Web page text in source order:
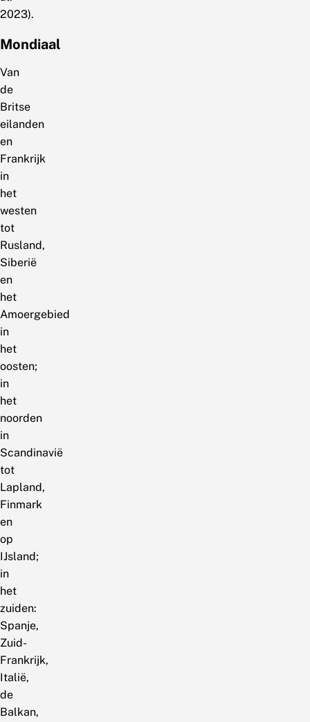
2023).
Mondiaal
Van
de
Britse
eilanden
en
Frankrijk
in
het
westen
tot
Rusland,
Siberië
en
het
Amoergebied
in
het
oosten;
in
het
noorden
in
Scandinavië
tot
Lapland,
Finmark
en
op
IJsland;
in
het
zuiden:
Spanje,
Zuid-
Frankrijk,
Italië,
de
Balkan,